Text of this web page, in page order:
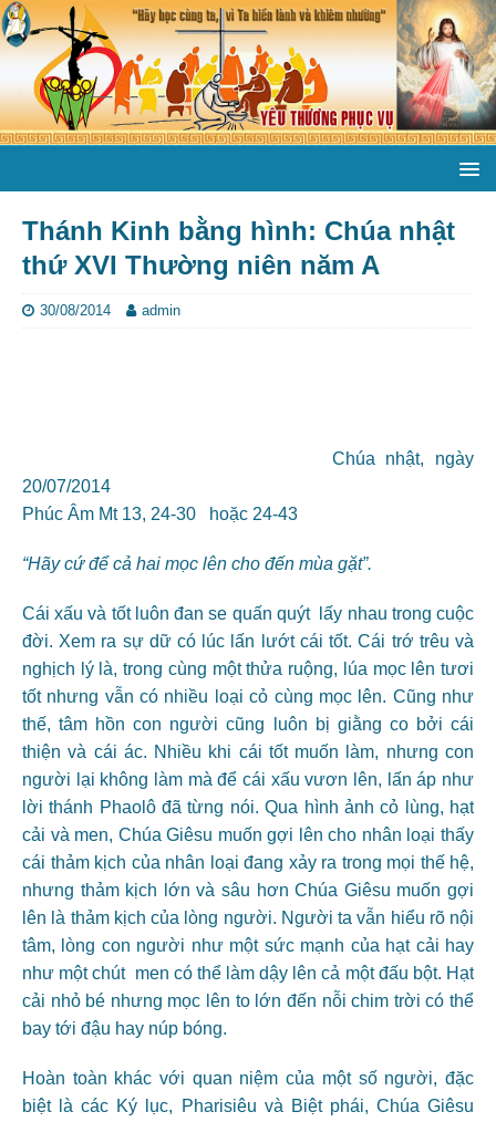
Thánh Kinh bằng hình: Chúa nhật
thứ XVI Thường niên năm A
30/08/2014 admin
Chúa nhật, ngày
20/07/2014
Phúc Âm Mt 13, 24-30 hoặc 24-43
“Hãy cứ để cả hai mọc lên cho đến mùa gặt”.
Cái xấu và tốt luôn đan se quấn quýt lấy nhau trong cuộc
đời. Xem ra sự dữ có lúc lấn lướt cái tốt. Cái trớ trêu và
nghịch lý là, trong cùng một thửa ruộng, lúa mọc lên tươi
tốt nhưng vẫn có nhiều loại cỏ cùng mọc lên. Cũng như
thế, tâm hồn con người cũng luôn bị giằng co bởi cái
thiện và cái ác. Nhiều khi cái tốt muốn làm, nhưng con
người lại không làm mà để cái xấu vươn lên, lấn áp như
lời thánh Phaolô đã từng nói. Qua hình ảnh cỏ lùng, hạt
cải và men, Chúa Giêsu muốn gợi lên cho nhân loại thấy
cái thảm kịch của nhân loại đang xảy ra trong mọi thế hệ,
nhưng thảm kịch lớn và sâu hơn Chúa Giêsu muốn gợi
lên là thảm kịch của lòng người. Người ta vẫn hiểu rõ nội
tâm, lòng con người như một sức mạnh của hạt cải hay
như một chút men có thể làm dậy lên cả một đấu bột. Hạt
cải nhỏ bé nhưng mọc lên to lớn đến nỗi chim trời có thể
bay tới đậu hay núp bóng.
Hoàn toàn khác với quan niệm của một số người, đặc
biệt là các Ký lục, Pharisiêu và Biệt phái, Chúa Giêsu